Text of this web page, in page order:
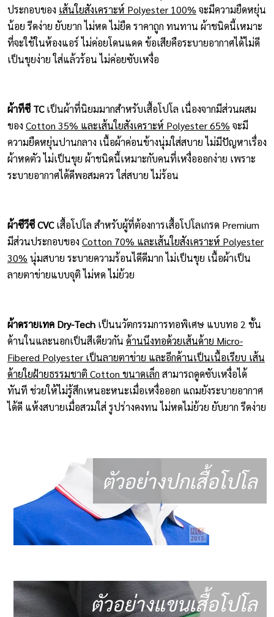
ประกอบของ เส้นใยสังเคราะห์ Polyester 100% จะมีความยืดหยุ่น
น้อย รีดง่าย ยับยาก ไม่หด ไม่ยืด ราคาถูก ทนทาน ผ้าชนิดนี้เหมาะ
ที่จะใช้ในห้องแอร์ ไม่ค่อยโดนแดด ข้อเสียคือระบายอากาศได้ไม่ดี
เป็นขุยง่าย ใส่แล้วร้อน ไม่ค่อยซับเหงื่อ
ผ้าทีซี TCเป็นผ้าที่นิยมมากสำหรับเสื้อโปโล เนื่องจากมีส่วนผสม
ของ Cotton 35% และเส้นใยสังเคราะห์ Polyester 65% จะมี
ความยืดหยุ่นปานกลาง เนื้อผ้าค่อนข้างนุ่มใส่สบาย ไม่มีปัญหาเรื่อง
ผ้าหดตัว ไม่เป็นขุย ผ้าชนิดนี้เหมาะกับคนที่เหงื่อออกง่าย เพราะ
ระบายอากาศได้ดีพอสมควร ใส่สบาย ไม่ร้อน
ผ้าซีวีซี CVCเสื้อโปโล สำหรับผู้ที่ต้องการเสื้อโปโลเกรด Premium
มีส่วนประกอบของ Cotton 70% และเส้นใยสังเคราะห์ Polyester
30% นุ่มสบาย ระบายความร้อนไดีดีมาก ไม่เป็นขุย เนื้อผ้าเป็น
ลายตาข่ายแบบจุติ ไม่หด ไม่ย้วย
ผ้าดรายเทค Dry-Tech เป็นนวัตกรรมการทอพิเศษ แบบทอ 2 ชั้น
ด้านในและนอกเป็นสีเดียวกัน ด้านนึงทอด้วยเส้นด้าย Micro-
Fibered Polyester เป็นลายตาข่าย และอีกด้านเป็นเนื้อเรียบ เส้น
ด้ายใยฝ้ายธรรมชาติ Cotton ขนาดเล็ก สามารถดูดซับเหงื่อได้
ทันที ช่วยให้ไม่รู้สึกเหนอะหนะเมื่อเหงื่อออก แถมยังระบายอากาศ
ได้ดี แห้งสบายเมื่อสวมใส่ รูปร่างคงทน ไม่หดไม่ย้วย ยับยาก รีดง่าย
ตัวอย่างปกเสื้อโปโล
ตัวอย่างแขนเสื้อโปโล